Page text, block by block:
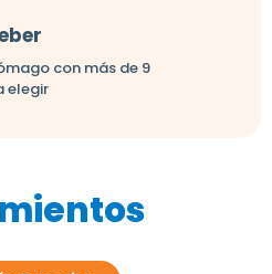
con más de 9
elegir